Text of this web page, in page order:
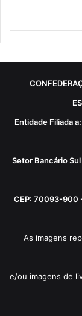
Entidade Filiada
Setor Bancário
CEP: 70093-900
As imagens
e/ou imagens de